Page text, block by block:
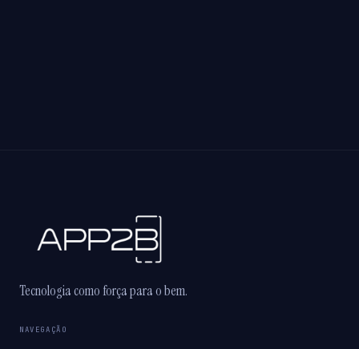
Tecnologia como força para o bem.
NAVEGAÇÃO